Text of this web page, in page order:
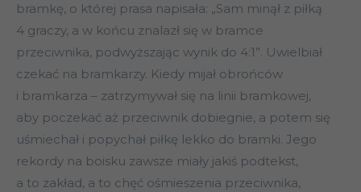
bramkę, o której prasa napisała: „Sam minął z piłką
4 graczy, a w końcu znalazł się w bramce
przeciwnika, podwyższając wynik do 4:1”. Uwielbiał
czekać na bramkarzy. Kiedy mijał obrońców
i bramkarza – zatrzymywał się na linii bramkowej,
aby poczekać aż przeciwnik dobiegnie, a potem się
uśmiechał i popychał piłkę lekko do bramki. Jego
rekordy na boisku zawsze miały jakiś podtekst,
a to zakład, a to chęć ośmieszenia przeciwnika,